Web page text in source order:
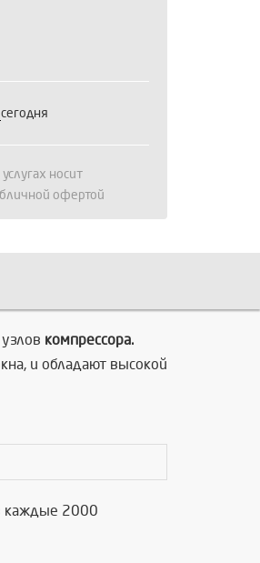
сегодня
носит
офертой
компрессора.
и обладают высокой
каждые 2000